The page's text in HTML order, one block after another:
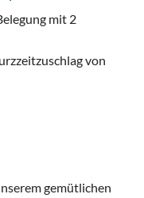
mit 2
von
gemütlichen